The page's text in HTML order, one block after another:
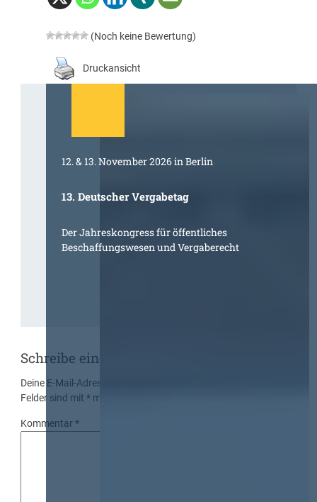
(Noch keine Bewertung)
Druckansicht
12. & 13. November 2026 in Berlin
13. Deutscher Vergabetag
Der Jahreskongress für öffentliches
Beschaffungswesen und Vergaberecht
Schreibe einen Kommentar
Deine E-Mail-Adresse wird nicht veröffentlicht.
Felder sind mit* markiert
Kommentar*